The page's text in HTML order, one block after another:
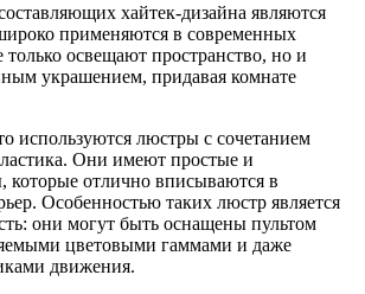
хайтек-дизайна являются
применяются в современных
освещают пространство, но и
украшением, придавая комнате
используются люстры с сочетанием
Они имеют простые и
отлично вписываются в
Особенностью таких люстр является
они могут быть оснащены пультом
цветовыми гаммами и даже
движения.